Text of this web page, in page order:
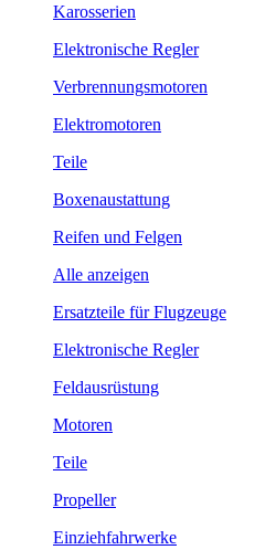
Karosserien
Elektronische Regler
Verbrennungsmotoren
Elektromotoren
Teile
Boxenaustattung
Reifen und Felgen
Alle anzeigen
Ersatzteile für Flugzeuge
Elektronische Regler
Feldausrüstung
Motoren
Teile
Propeller
Einziehfahrwerke